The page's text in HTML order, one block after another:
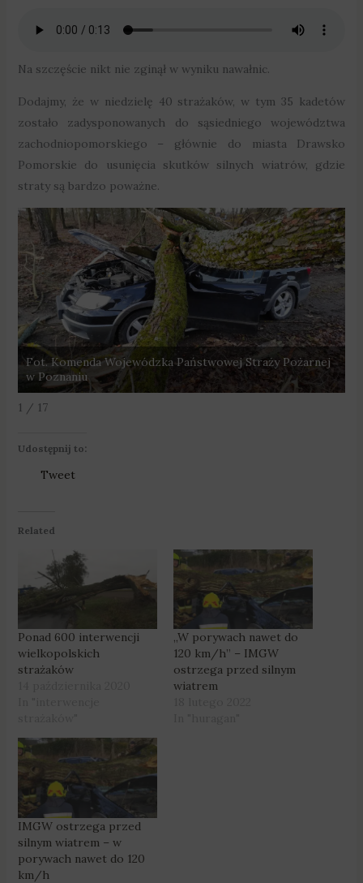
Na szczęście nikt nie zginął w wyniku nawałnic.
Dodajmy, że w niedzielę 40 strażaków, w tym 35 kadetów
zostało zadysponowanych do sąsiedniego województwa
zachodniopomorskiego – głównie do miasta Drawsko
Pomorskie do usunięcia skutków silnych wiatrów, gdzie
straty są bardzo poważne.
Fot. Komenda Wojewódzka Państwowej Straży Pożarnej
w Poznaniu
1 / 17
Udostępnij to:
Tweet
Related
Ponad 600 interwencji
wielkopolskich
strażaków
„W porywach nawet do
120 km/h” – IMGW
ostrzega przed silnym
wiatrem
IMGW ostrzega przed
silnym wiatrem – w
porywach nawet do 120
km/h